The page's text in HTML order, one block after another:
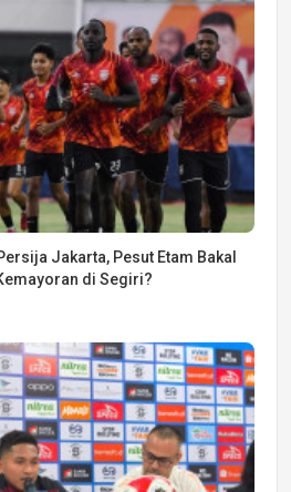
Jakarta, Pesut Etam Bakal
di Segiri?